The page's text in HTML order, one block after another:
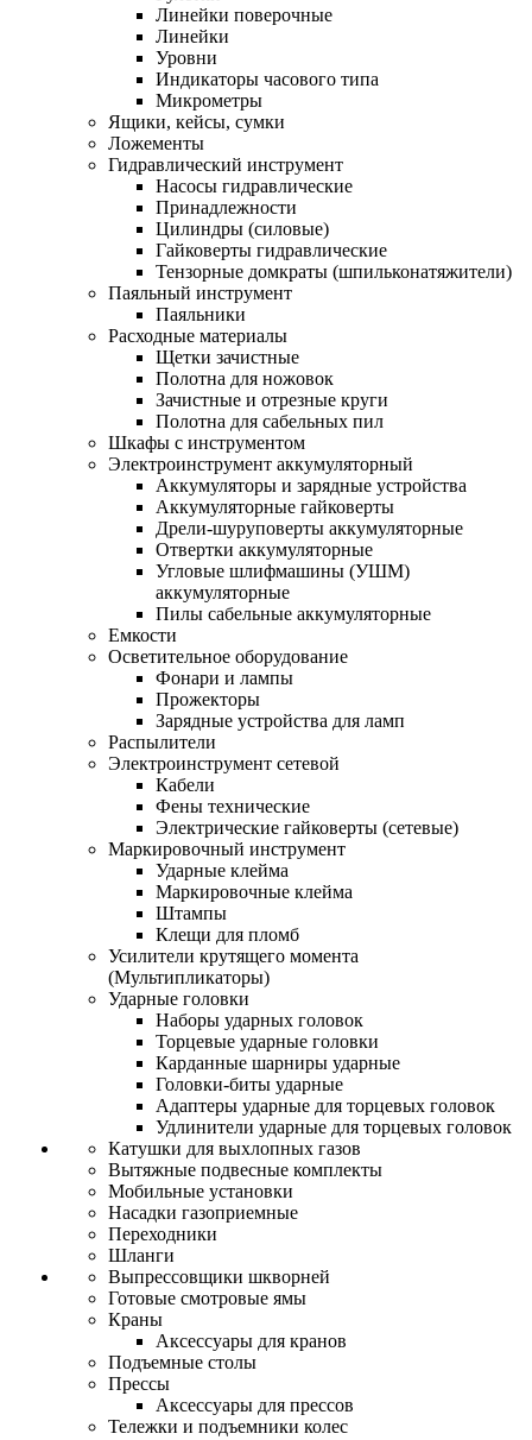
Линейки поверочные
Линейки
Уровни
Индикаторы часового типа
Микрометры
Ящики, кейсы, сумки
Ложементы
Гидравлический инструмент
Насосы гидравлические
Принадлежности
Цилиндры (силовые)
Гайковерты гидравлические
Тензорные домкраты (шпильконатяжители)
Паяльный инструмент
Паяльники
Расходные материалы
Щетки зачистные
Полотна для ножовок
Зачистные и отрезные круги
Полотна для сабельных пил
Шкафы с инструментом
Электроинструмент аккумуляторный
Аккумуляторы и зарядные устройства
Аккумуляторные гайковерты
Дрели-шуруповерты аккумуляторные
Отвертки аккумуляторные
Угловые шлифмашины (УШМ)
аккумуляторные
Пилы сабельные аккумуляторные
Емкости
Осветительное оборудование
Фонари и лампы
Прожекторы
Зарядные устройства для ламп
Распылители
Электроинструмент сетевой
Кабели
Фены технические
Электрические гайковерты (сетевые)
Маркировочный инструмент
Ударные клейма
Маркировочные клейма
Штампы
Клещи для пломб
Усилители крутящего момента
(Мультипликаторы)
Ударные головки
Наборы ударных головок
Торцевые ударные головки
Карданные шарниры ударные
Головки-биты ударные
Адаптеры ударные для торцевых головок
Удлинители ударные для торцевых головок
Катушки для выхлопных газов
Вытяжные подвесные комплекты
Мобильные установки
Насадки газоприемные
Переходники
Шланги
Выпрессовщики шкворней
Готовые смотровые ямы
Краны
Аксессуары для кранов
Подъемные столы
Прессы
Аксессуары для прессов
Тележки и подъемники колес